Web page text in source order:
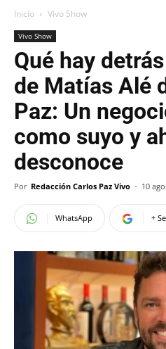
Inicio Vivo Show
Vivo Show
Qué hay
de Matías Alé
Paz: Un
como suyo y
desconoce
Por Redacción Carlos Paz Vivo - 10
WhatsApp +